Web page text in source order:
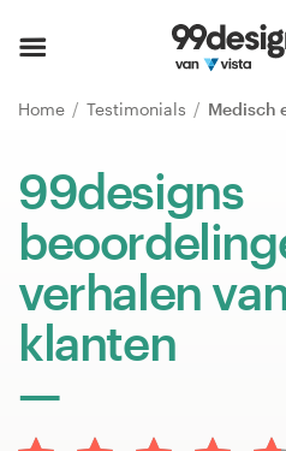
Home Testimonials Medisch
99designs
verhalen
klanten
Blader door categorieën
Hoe het werkt
Vind een designer
Inspiratie
99designs Pro